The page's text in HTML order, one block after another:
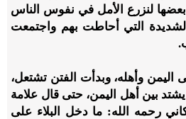
لنزرع الأمل في نفوس الناس
الشديدة التي أحاطت بهم واجتمعت
اليمن وأهله، وبدأت الفتن تشتعل،
يشتد بين أهل اليمن، حتى قال علامة
رحمه الله: ما دخل البلاء على